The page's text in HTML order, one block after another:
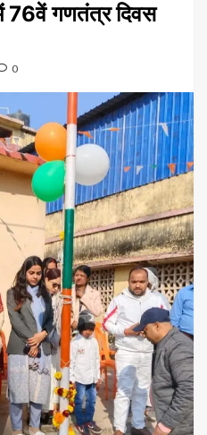
76वें गणतंत्र दिवस
0